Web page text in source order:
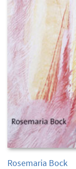
Rosemaria Bock